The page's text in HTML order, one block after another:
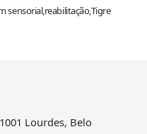
sensorialreabilitaçãoTigre
Lourdes, Belo